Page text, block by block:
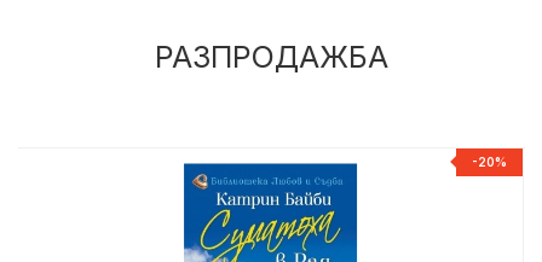
РАЗПРОДАЖБА
-20%